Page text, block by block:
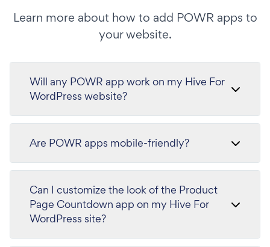
Learn more about how to add POWR apps to
your website.
Will any POWR app work on my Hive For
WordPress website?
Are POWR apps mobile-friendly?
Can I customize the look of the Product
Page Countdown app on my Hive For
WordPress site?